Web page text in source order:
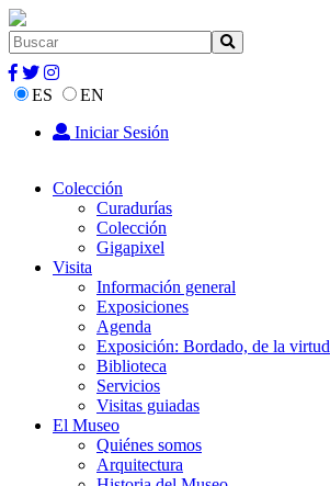
ES
EN
Iniciar Sesión
Colección
Curadurías
Colección
Gigapixel
Visita
Información general
Exposiciones
Agenda
Exposición: Bordado, de la virtud
Biblioteca
Servicios
Visitas guiadas
El Museo
Quiénes somos
Arquitectura